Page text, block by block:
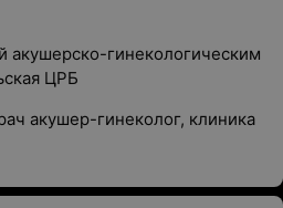
акушерско-гинекологическим
ЦРБ
акушер-гинеколог, клиника